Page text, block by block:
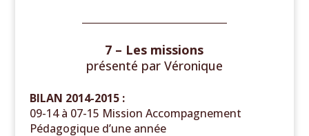
7 – Les missions
présenté par Véronique
BILAN 2014-2015 :
09-14 à 07-15 Mission Accompagnement
Pédagogique d’une année